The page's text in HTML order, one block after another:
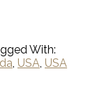
With:
USA USA